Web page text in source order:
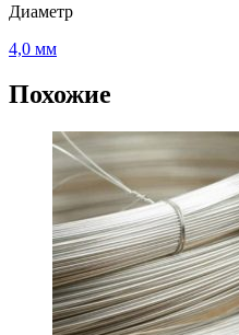
Диаметр
4,0 мм
Похожие